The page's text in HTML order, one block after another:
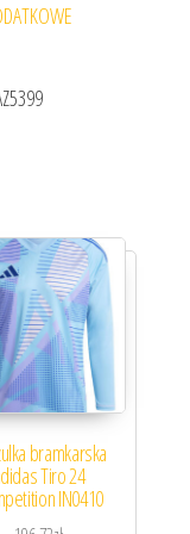
bramkarska
Tiro 24
IN0410